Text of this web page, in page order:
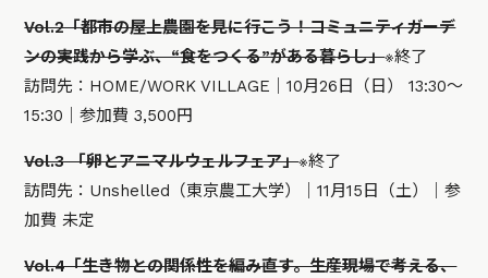
Vol.2「都市の屋上農園を見に行こう！コミュニティガーデ
ンの実践から学ぶ、“食をつくる”がある暮らし」※終了
訪問先：HOME/WORK VILLAGE｜10月26日（日） 13:30〜
15:30｜参加費 3,500円
Vol.3 「卵とアニマルウェルフェア」※終了
訪問先：Unshelled（東京農工大学）｜11月15日（土）｜参
加費 未定
Vol.4「生き物との関係性を編み直す。生産現場で考える、